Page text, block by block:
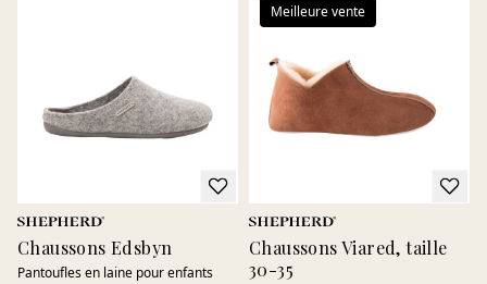
Chaussons Edsbyn
Pantoufles en laine pour enfants
Meilleure vente
Chaussons Viared, taille
30-35